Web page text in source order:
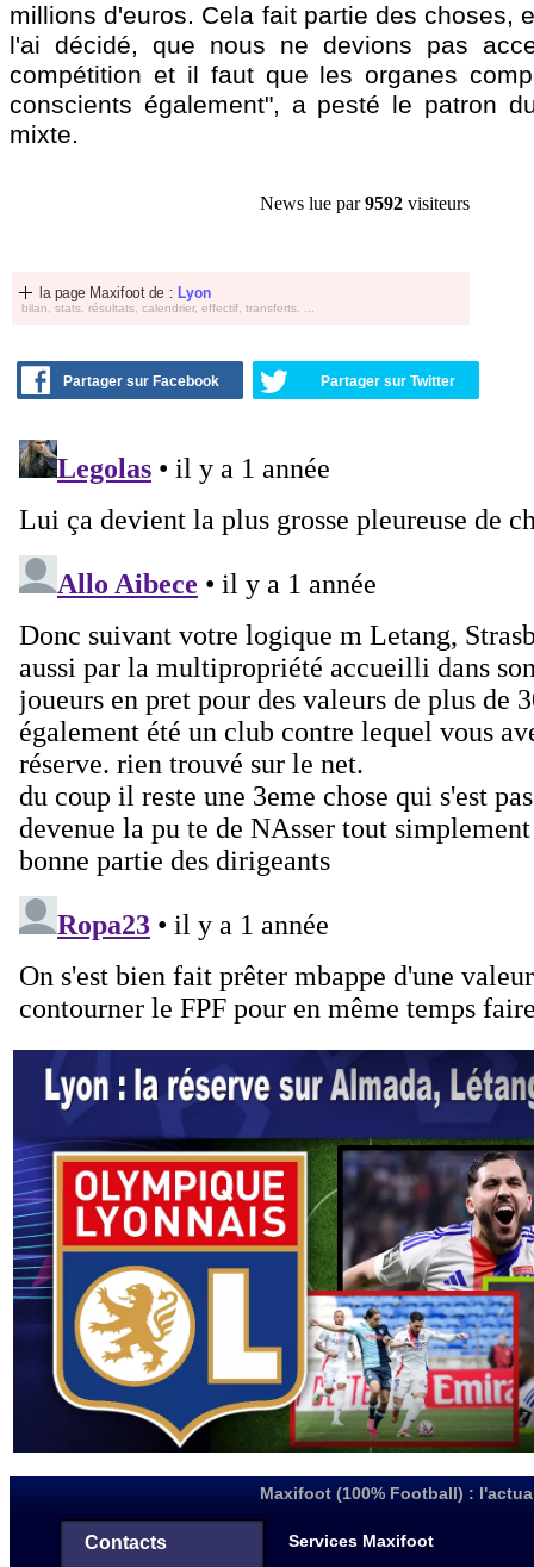
millions d'euros. Cela fait partie des choses,
l'ai décidé, que nous ne devions pas
compétition et il faut que les organes
conscients également", a pesté le patron
mixte.
News lue par9592 visiteurs
la page Maxifoot de : Lyon
bilan, stats, résultats, calendrier, effectif, transferts, ...
Partager sur Facebook Partager sur Twitter
Maxifoot (100% Football) :
Contacts Services Maxifoot